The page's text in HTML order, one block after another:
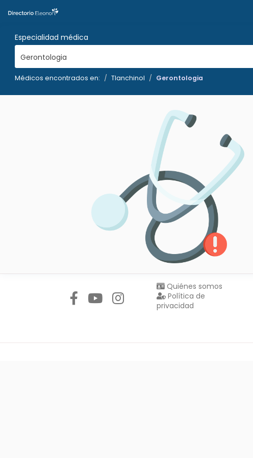
Especialidad médica
Gerontologia
Médicos encontrados en: Tlanchinol Gerontologia
Quiénes somos
Política de
privacidad